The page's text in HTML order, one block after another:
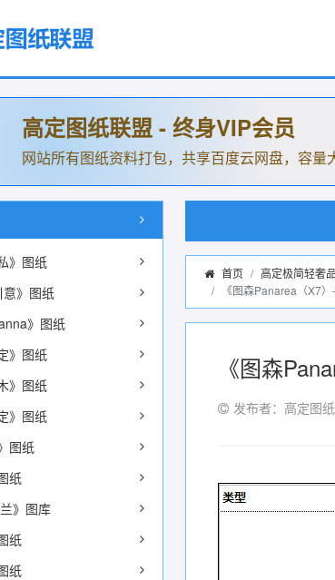
高定图纸联盟 - 终身VIP会员
网站所有图纸资料打包，共享百度云网盘，容量
》图纸
意》图纸
》图纸
》图纸
》图纸
》图纸
图纸
纸
》图库
纸
纸
首页 高定极简轻奢
《图森Panarea（X7
《图森
发布者：高定图